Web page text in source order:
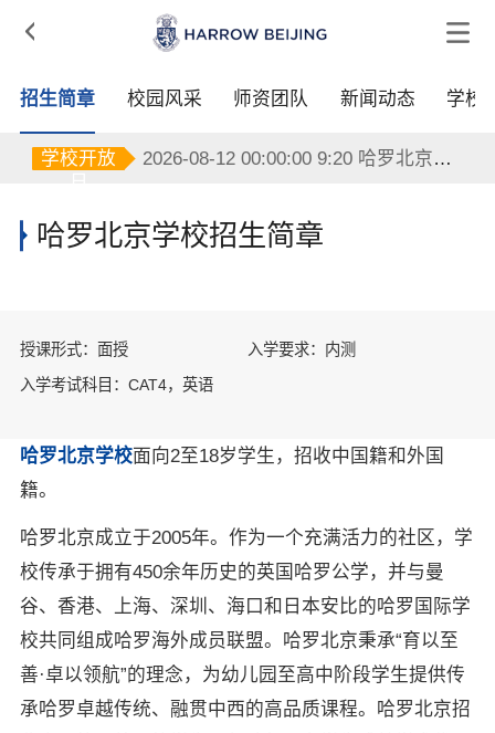

招生简章 校园风采 师资团队 新闻动态 学校
学校开放
2026-08-12 00:00:00 9:20 哈罗北京学校
2026-08-12 00:00:00 9:20 哈罗北京学校
哈罗北京学校招生简章
授课形式：面授
入学要求：内测
入学考试科目：CAT4，英语
哈罗北京学校面向2至18岁学生，招收中国籍和外国
籍。
哈罗北京成立于2005年。作为一个充满活力的社区，学
校传承于拥有450余年历史的英国哈罗公学，并与曼
谷、香港、上海、深圳、海口和日本安比的哈罗国际学
校共同组成哈罗海外成员联盟。哈罗北京秉承“育以至
善·卓以领航”的理念，为幼儿园至高中阶段学生提供传
承哈罗卓越传统、融贯中西的高品质课程。哈罗北京招